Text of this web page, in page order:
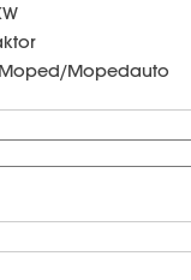
Mopedauto